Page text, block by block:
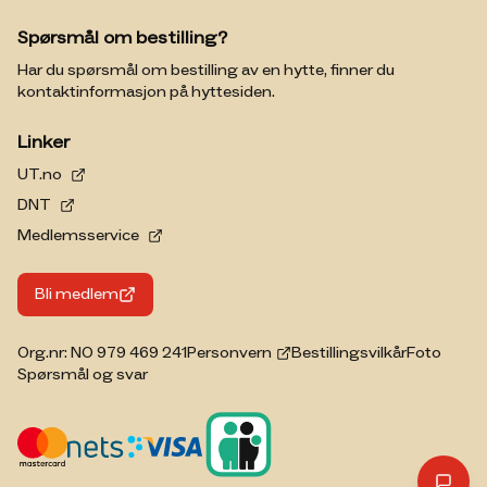
Denne hytta har fått støtte av overskuddet fra
spillemidlene til Norsk Tipping.
Spørsmål om bestilling?
Har du spørsmål om bestilling av en hytte, finner du
kontaktinformasjon på hyttesiden.
Linker
UT.no
DNT
Medlemsservice
Bli medlem
Org.nr: NO 979 469 241Personvern BestillingsvilkårFoto
Spørsmål og svar